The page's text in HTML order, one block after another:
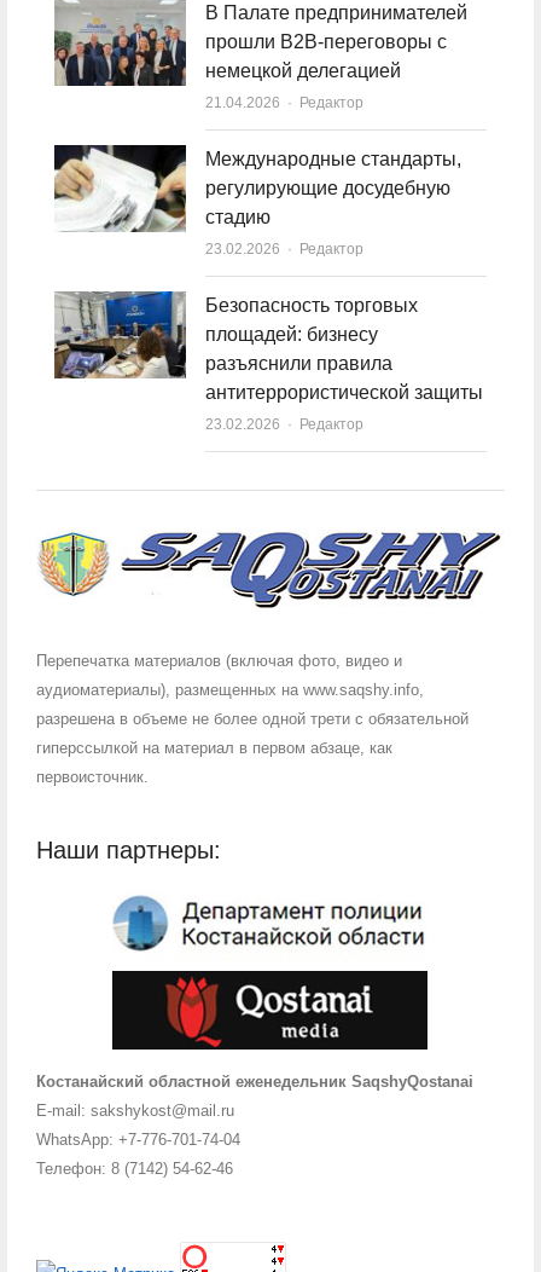
В Палате предпринимателей
прошли B2B-переговоры с
немецкой делегацией
21.04.2026 Author
Редактор
Международные стандарты,
регулирующие досудебную
стадию
23.02.2026 Author
Редактор
Безопасность торговых
площадей: бизнесу
разъяснили правила
антитеррористической защиты
23.02.2026 Author
Редактор
Перепечатка материалов (включая фото, видео и
аудиоматериалы), размещенных на www.saqshy.info,
разрешена в объеме не более одной трети с обязательной
гиперссылкой на материал в первом абзаце, как
первоисточник.
Наши партнеры:
Костанайский областной еженедельник SaqshyQostanai
E-mail: sakshykost@mail.ru
WhatsApp: +7-776-701-74-04
Телефон: 8 (7142) 54-62-46